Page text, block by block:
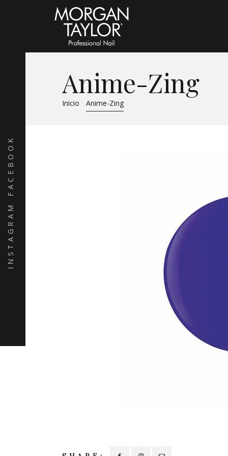
FACEBOOK
INSTAGRAM
Anime-Zing
Inicio Anime-Zing